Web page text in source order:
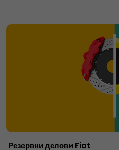
Резервни делови Fiat